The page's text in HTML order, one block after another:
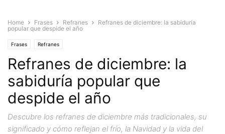
Home Frases Refranes
Refranes de diciembre: la sabiduría
popular que despide el año
Frases Refranes
Refranes de diciembre: la
sabiduría popular que
despide el año
Descubre los refranes de diciembre más tradicionales, su
significado y cómo reflejan el frío, la Navidad y la vida del